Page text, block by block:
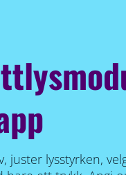
juster lysstyrken,